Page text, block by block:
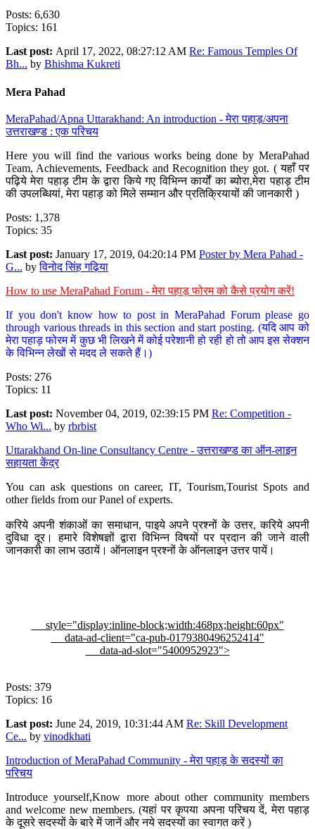
Posts: 6,630
Topics: 161
Last post: April 17, 2022, 08:27:12 AM Re: Famous Temples Of
Bh... by Bhishma Kukreti
Mera Pahad
MeraPahad/Apna Uttarakhand: An introduction - मेरा पहाड़/अपना
उत्तराखण्ड : एक परिचय
Here you will find the various works being done by MeraPahad
Team, Achievements, Feedback and Recognition they got. ( यहाँ पर
पढ़िये मेरा पहाड़ टीम के द्वारा किये गए विभिन्न कार्यों का ब्योरा,मेरा पहाड़ टीम
की उपलब्धियां, मेरा पहाड़ को मिले सम्मान और प्रतिक्रियायों की जानकारी )
Posts: 1,378
Topics: 35
Last post: January 17, 2019, 04:20:14 PM Poster by Mera Pahad -
G... byविनोद सिंह गढ़िया
How to use MeraPahad Forum - मेरा पहाड़ फोरम को कैसे प्रयोग करें!
If you don't know how to post in MeraPahad Forum please go
through various threads in this section and start posting. (यदि आप को
मेरा पहाड़ फोरम में कुछ भी लिखने में कोई परेशानी हो रही हो तो आप इस सेक्शन
के विभिन्न लेखों से मदद ले सकते हैं।)
Posts: 276
Topics: 11
Last post: November 04, 2019, 02:39:15 PM Re: Competition -
Who Wi... by rbrbist
Uttarakhand On-line Consultancy Centre - उत्तराखण्ड का ऑन-लाइन
सहायता केंद्र
You can ask questions on career, IT, Tourism,Tourist Spots and
other fields from our Panel of experts.
करिये अपनी शंकाओं का समाधान, पाइये अपने प्रश्नों के उत्तर, करिये अपनी
दुविधा दूर। हमारे विशेषज्ञों द्वारा विभिन्न विषयों पर प्रदान की जाने वाली
जानकारी का लाभ उठायें। ऑनलाइन प्रश्नों के ऑनलाइन उत्तर पायें।
style="display:inline-block;width:468px;height:60px"
data-ad-client="ca-pub-0179380496252414"
data-ad-slot="5400952923">
Posts: 379
Topics: 16
Last post: June 24, 2019, 10:31:44 AM Re: Skill Development
Ce... by vinodkhati
Introduction of MeraPahad Community - मेरा पहाड़ के सदस्यों का
परिचय
Introduce yourself,Know more about other community members
and welcome new members. (यहां पर कृपया अपना परिचय दें, मेरा पहाड़
के दूसरे सदस्यों के बारे में जानें और नये सदस्यों का स्वागत करें )